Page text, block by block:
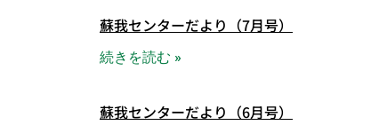
蘇我センターだより（7月号）
続きを読む »
蘇我センターだより（6月号）